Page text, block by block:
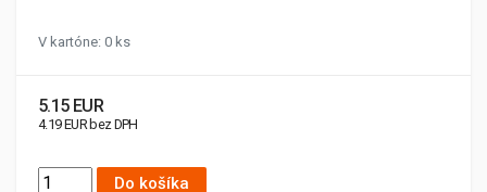
V kartóne: 0 ks
5.15 EUR
4.19 EUR bez DPH
Do košíka